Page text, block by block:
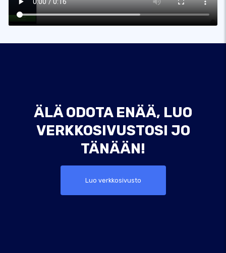
ÄLÄ ODOTA ENÄÄ, LUO
VERKKOSIVUSTOSI JO
TÄNÄÄN!
Luo verkkosivusto